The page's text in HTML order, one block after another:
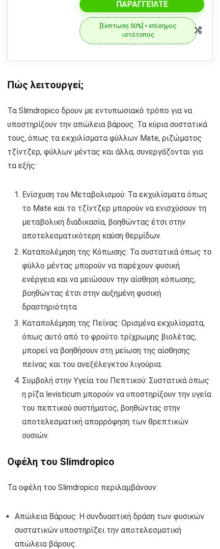
ΠΑΡΑΓΓΕΊΛΤΕ
[Έκπτωση 50%] • επίσημος
ιστότοπος
Πώς λειτουργεί;
Τα Slimdropico δρουν με εντυπωσιακό τρόπο για να
υποστηρίξουν την απώλεια βάρους. Τα κύρια συστατικά
τους, όπως τα εκχυλίσματα φύλλων Mate, ριζώματος
τζίντζερ, φύλλων μέντας και άλλα, συνεργάζονται για
τα εξής:
Ενίσχυση του Μεταβολισμού: Τα εκχυλίσματα όπως
το Mate και το τζίντζερ μπορούν να ενισχύσουν τη
μεταβολική διαδικασία, βοηθώντας έτσι στην
αποτελεσματικότερη καύση θερμίδων.
Καταπολέμηση της Κόπωσης: Τα συστατικά όπως το
φύλλο μέντας μπορούν να παρέχουν φυσική
ενέργεια και να μειώσουν την αίσθηση κόπωσης,
βοηθώντας έτσι στην αυξημένη φυσική
δραστηριότητα.
Καταπολέμηση της Πείνας: Ορισμένα εκχυλίσματα,
όπως αυτό από το φρούτο τρίχρωμης βιολέτας,
μπορεί να βοηθήσουν στη μείωση της αίσθησης
πείνας και του ανεξέλεγκτου λιγούρια.
Συμβολή στην Υγεία του Πεπτικού: Συστατικά όπως
η ρίζα levisticum μπορούν να υποστηρίξουν την υγεία
του πεπτικού συστήματος, βοηθώντας στην
αποτελεσματική απορρόφηση των θρεπτικών
ουσιών.
Οφέλη του Slimdropico
Τα οφέλη του Slimdropico περιλαμβάνουν:
Απώλεια Βάρους: Η συνδυαστική δράση των φυσικών
συστατικών υποστηρίζει την αποτελεσματική
απώλεια βάρους.